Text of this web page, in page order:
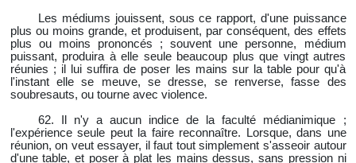
Les médiums jouissent, sous ce rapport, d'une puissance
plus ou moins grande, et produisent, par conséquent, des effets
plus ou moins prononcés ; souvent une personne, médium
puissant, produira à elle seule beaucoup plus que vingt autres
réunies ; il lui suffira de poser les mains sur la table pour qu'à
l'instant elle se meuve, se dresse, se renverse, fasse des
soubresauts, ou tourne avec violence.
62. Il n'y a aucun indice de la faculté médianimique ;
l'expérience seule peut la faire reconnaître. Lorsque, dans une
réunion, on veut essayer, il faut tout simplement s'asseoir autour
d'une table, et poser à plat les mains dessus, sans pression ni